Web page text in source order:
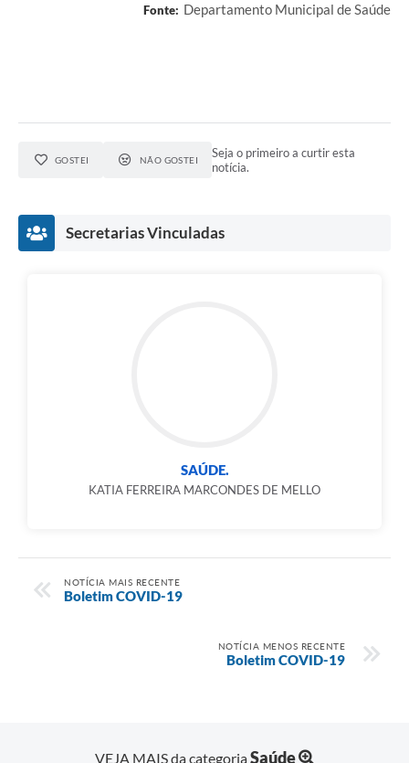
Fonte: Departamento Municipal de Saúde
GOSTEI NÃO GOSTEI
Seja o primeiro a curtir esta
notícia.
Secretarias Vinculadas
SAÚDE.
KATIA FERREIRA MARCONDES DE MELLO
NOTÍCIA MAIS RECENTE
Boletim COVID-19
NOTÍCIA MENOS RECENTE
Boletim COVID-19
VEJA MAIS da categoriaSaúde